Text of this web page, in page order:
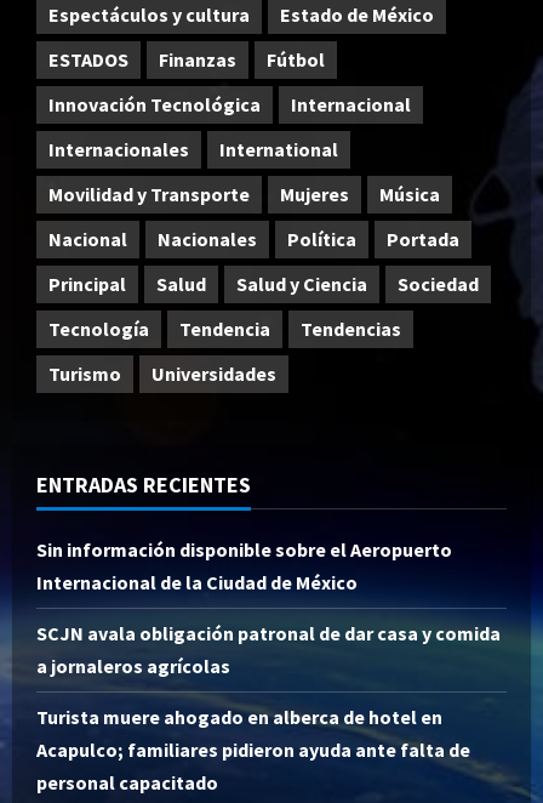
Espectáculos y cultura
Estado de México
ESTADOS
Finanzas
Fútbol
Innovación Tecnológica
Internacional
Internacionales
International
Movilidad y Transporte
Mujeres
Música
Nacional
Nacionales Política
Portada
Principal
Salud Salud y Ciencia
Sociedad
Tecnología
Tendencia
Tendencias
Turismo
Universidades
ENTRADAS RECIENTES
Sin información disponible sobre el Aeropuerto
Internacional de la Ciudad de México
SCJN avala obligación patronal de dar casa y comida
a jornaleros agrícolas
Turista muere ahogado en alberca de hotel en
Acapulco; familiares pidieron ayuda ante falta de
personal capacitado